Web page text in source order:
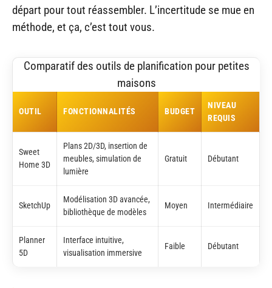
départ pour tout réassembler. L’incertitude se mue en
méthode, et ça, c’est tout vous.
Comparatif des outils de planification pour petites
maisons
OUTIL FONCTIONNALITÉS BUDGET
NIVEAU
REQUIS
Sweet
Home 3D
Plans 2D/3D, insertion de
meubles, simulation de
lumière
Gratuit Débutant
SketchUp
Modélisation 3D avancée,
bibliothèque de modèles
Moyen Intermédiaire
Planner
5D
Interface intuitive,
visualisation immersive
Faible Débutant